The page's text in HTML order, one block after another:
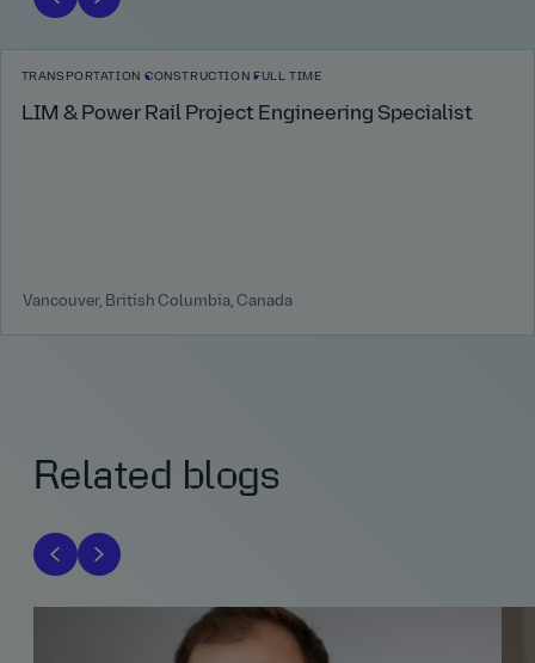
TRANSPORTATION CONSTRUCTION FULL TIME
LIM & Power Rail Project Engineering Specialist
Vancouver, British Columbia, Canada
Related blogs